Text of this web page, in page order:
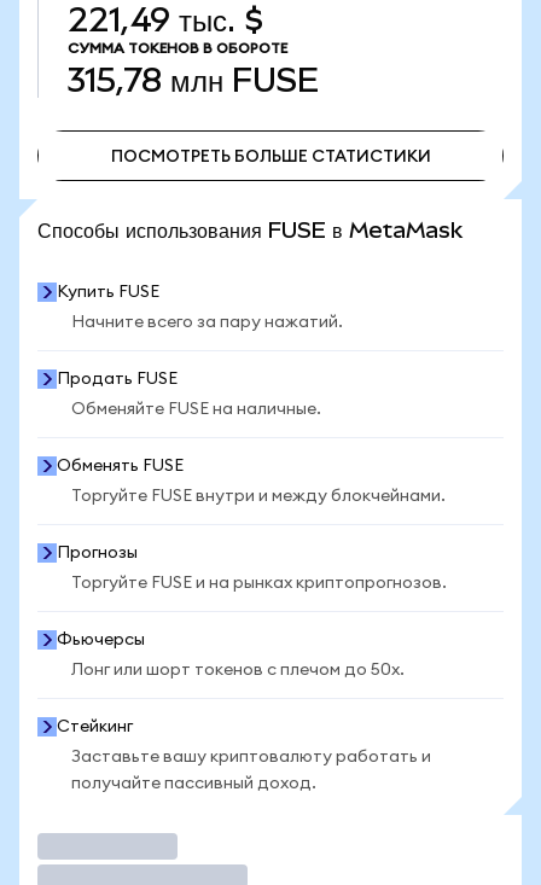
221,49 тыс. $
СУММА ТОКЕНОВ В ОБОРОТЕ
315,78 млн FUSE
ПОСМОТРЕТЬ БОЛЬШЕ СТАТИСТИКИ
Способы использования FUSE в MetaMask
Купить FUSE
Начните всего за пару нажатий.
Продать FUSE
Обменяйте FUSE на наличные.
Обменять FUSE
Торгуйте FUSE внутри и между блокчейнами.
Прогнозы
Торгуйте FUSE и на рынках криптопрогнозов.
Фьючерсы
Лонг или шорт токенов с плечом до 50x.
Стейкинг
Заставьте вашу криптовалюту работать и
получайте пассивный доход.